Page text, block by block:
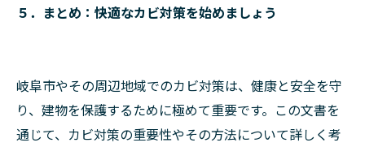
５．まとめ：快適なカビ対策を始めましょう
岐阜市やその周辺地域でのカビ対策は、健康と安全を守
り、建物を保護するために極めて重要です。この文書を
通じて、カビ対策の重要性やその方法について詳しく考